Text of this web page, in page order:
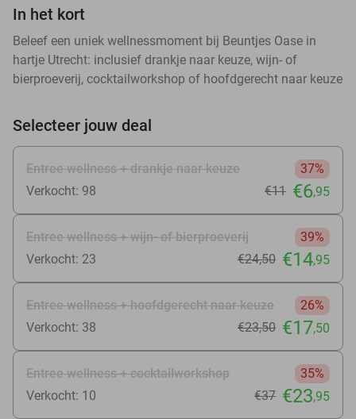
In het kort
Beleef een uniek wellnessmoment bij Beuntjes Oase in
hartje Utrecht: inclusief drankje naar keuze, wijn- of
bierproeverij, cocktailworkshop of hoofdgerecht naar keuze
Selecteer jouw deal
Entree wellness + drankje naar keuze
37%
Verkocht: 98
€11 €6,95
Entree wellness + wijn- of bierproeverij
39%
Verkocht: 23
€24,50 €14,95
Entree wellness + hoofdgerecht naar keuze
26%
Verkocht: 38
€23,50 €17,50
Entree wellness + cocktailworkshop
35%
Verkocht: 10
€37 €23,95